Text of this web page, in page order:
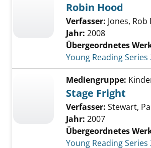
Robin Hood
Verfasser: Jones, Rob
Jahr: 2008
Übergeordnetes
Young Reading Series
Mediengruppe:
Stage Fright
Verfasser: Stewart,
Jahr: 2007
Übergeordnetes
Young Reading Series